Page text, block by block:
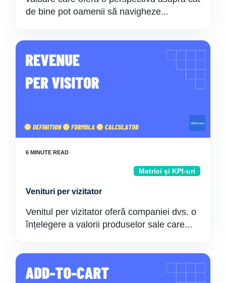
de bine pot oamenii să navigheze...
Metrici și KPI-uri
Venituri per vizitator
Venitul per vizitator oferă companiei dvs. o
înțelegere a valorii produselor sale care...